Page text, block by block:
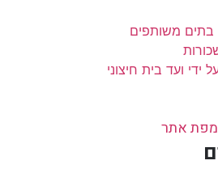
בתים משותפים
ידי ועד בית חיצוני
מפת אתר